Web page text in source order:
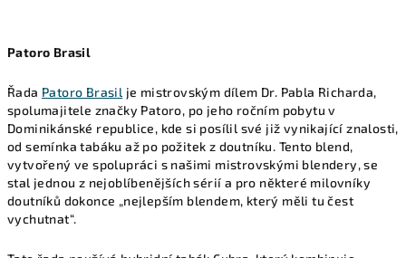
Patoro Brasil
Řada Patoro Brasil je mistrovským dílem Dr. Pabla Richarda,
spolumajitele značky Patoro, po jeho ročním pobytu v
Dominikánské republice, kde si posílil své již vynikající znalosti,
od semínka tabáku až po požitek z doutníku. Tento blend,
vytvořený ve spolupráci s našimi mistrovskými blendery, se
stal jednou z nejoblíbenějších sérií a pro některé milovníky
doutníků dokonce „nejlepším blendem, který měli tu čest
vychutnat“.